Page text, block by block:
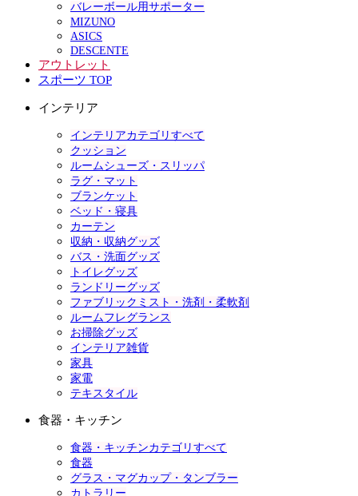
バレーボール用サポーター
MIZUNO
ASICS
DESCENTE
アウトレット
スポーツ TOP
インテリア
インテリアカテゴリすべて
クッション
ルームシューズ・スリッパ
ラグ・マット
ブランケット
ベッド・寝具
カーテン
収納・収納グッズ
バス・洗面グッズ
トイレグッズ
ランドリーグッズ
ファブリックミスト・洗剤・柔軟剤
ルームフレグランス
お掃除グッズ
インテリア雑貨
家具
家電
テキスタイル
食器・キッチン
食器・キッチンカテゴリすべて
食器
グラス・マグカップ・タンブラー
カトラリー